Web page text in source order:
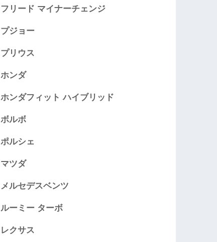
フリード マイナーチェンジ
プジョー
プリウス
ホンダ
ホンダフィット ハイブリッド
ボルボ
ポルシェ
マツダ
メルセデスベンツ
ルーミー ターボ
レクサス